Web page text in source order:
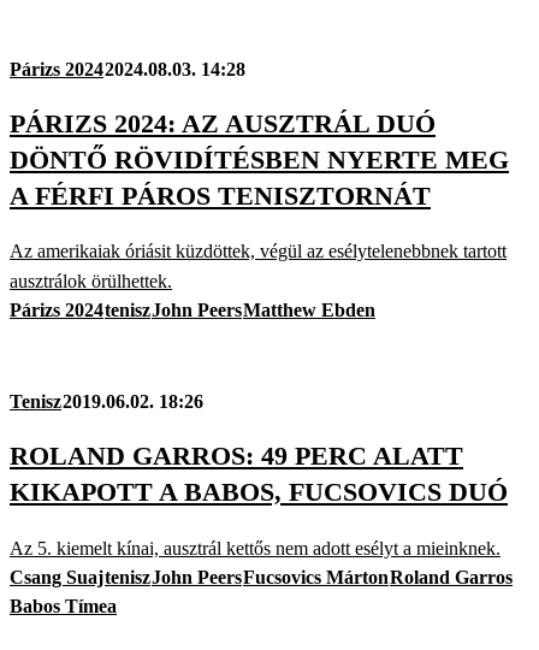
Párizs 20242024.08.03. 14:28
PÁRIZS 2024: AZ AUSZTRÁL DUÓ
DÖNTŐ RÖVIDÍTÉSBEN NYERTE MEG
A FÉRFI PÁROS TENISZTORNÁT
Az amerikaiak óriásit küzdöttek, végül az esélytelenebbnek tartott
ausztrálok örülhettek.
Párizs 2024teniszJohn PeersMatthew Ebden
Tenisz2019.06.02. 18:26
ROLAND GARROS: 49 PERC ALATT
KIKAPOTT A BABOS, FUCSOVICS DUÓ
Az 5. kiemelt kínai, ausztrál kettős nem adott esélyt a mieinknek.
Csang SuajteniszJohn PeersFucsovics MártonRoland Garros
Babos Tímea